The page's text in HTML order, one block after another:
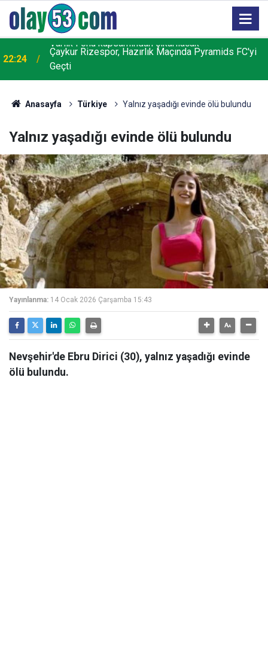
22:24
Çaykur Rizespor, Hazırlık Maçında Pyramids FC'yi
Geçti
Anasayfa Türkiye Yalnız yaşadığı evinde ölü bulundu
Yalnız yaşadığı evinde ölü bulundu
Yayınlanma: 14 Ocak 2026 Çarşamba 15:43
Nevşehir'de Ebru Dirici (30), yalnız yaşadığı evinde
ölü bulundu.